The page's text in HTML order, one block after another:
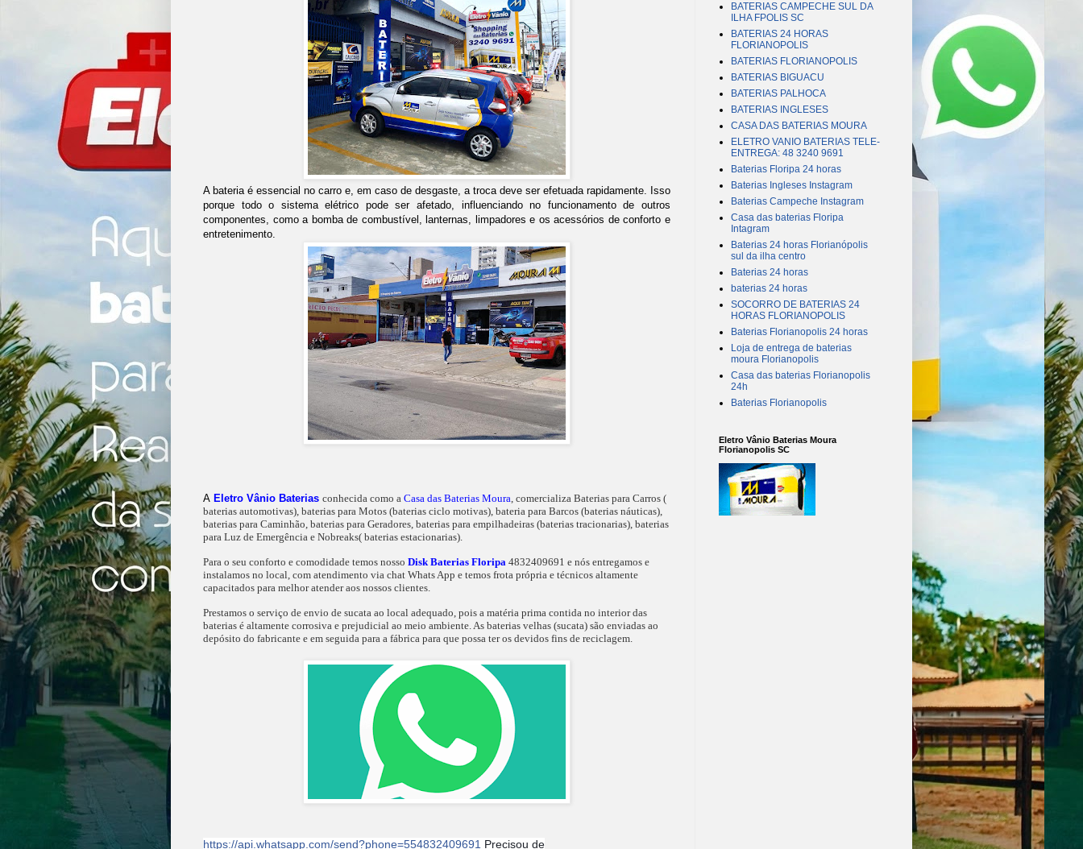
A bateria é essencial no carro e, em caso de desgaste, a troca deve ser efetuada rapidamente. Isso
porque todo o sistema elétrico pode ser afetado, influenciando no funcionamento de outros
componentes, como a bomba de combustível, lanternas, limpadores e os acessórios de conforto e
entretenimento.
A Eletro Vânio Baterias conhecida como a Casa das Baterias Moura , comercializa Baterias para Carros (
baterias automotivas), baterias para Motos (baterias ciclo motivas), bateria para Barcos (baterias náuticas),
baterias para Caminhão, baterias para Geradores, baterias para empilhadeiras (baterias tracionarias), baterias
para Luz de Emergência e Nobreaks( baterias estacionarias).
Para o seu conforto e comodidade temos nosso Disk Baterias Floripa 4832409691 e nós entregamos e
instalamos no local, com atendimento via chat Whats App e temos frota própria e técnicos altamente
capacitados para melhor atender aos nossos clientes.
Prestamos o serviço de envio de sucata ao local adequado, pois a matéria prima contida no interior das
baterias é altamente corrosiva e prejudicial ao meio ambiente. As baterias velhas (sucata) são enviadas ao
depósito do fabricante e em seguida para a fábrica para que possa ter os devidos fins de reciclagem.
https://api.whatsapp.com/send?phone=554832409691 Precisou de
BATERIAS CAMPECHE SUL DA
ILHA FPOLIS SC
BATERIAS 24 HORAS
FLORIANOPOLIS
BATERIAS FLORIANOPOLIS
BATERIAS BIGUACU
BATERIAS PALHOCA
BATERIAS INGLESES
CASA DAS BATERIAS MOURA
ELETRO VANIO BATERIAS TELE-
ENTREGA: 48 3240 9691
Baterias Floripa 24 horas
Baterias Ingleses Instagram
Baterias Campeche Instagram
Casa das baterias Floripa
Intagram
Baterias 24 horas Florianópolis
sul da ilha centro
Baterias 24 horas
baterias 24 horas
SOCORRO DE BATERIAS 24
HORAS FLORIANOPOLIS
Baterias Florianopolis 24 horas
Loja de entrega de baterias
moura Florianopolis
Casa das baterias Florianopolis
24h
Baterias Florianopolis
Eletro Vânio Baterias Moura
Florianopolis SC